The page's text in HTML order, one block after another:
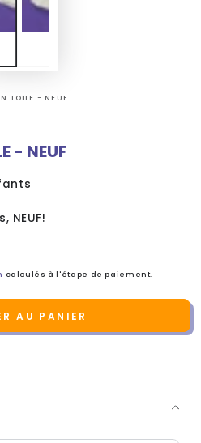
TOILE - NEUF
- NEUF
NEUF!
calculés à l'étape de paiement.
AU PANIER